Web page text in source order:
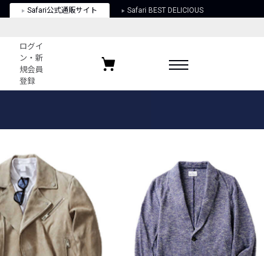
Safari公式通販サイト Safari BEST DELICIOUS
ログイ
ン・新
規会員
登録
ー
法律
お気に入りブランド
最近チェックしたアイテム